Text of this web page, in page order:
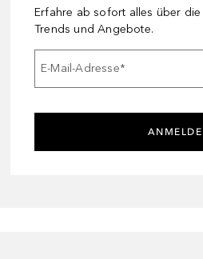
Erfahre ab sofort alles über die
Trends und Angebote.
E-Mail-Adresse*